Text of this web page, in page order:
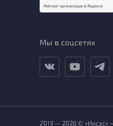
Мы в соцсетях
2013 — 2026 © «Иксэс»